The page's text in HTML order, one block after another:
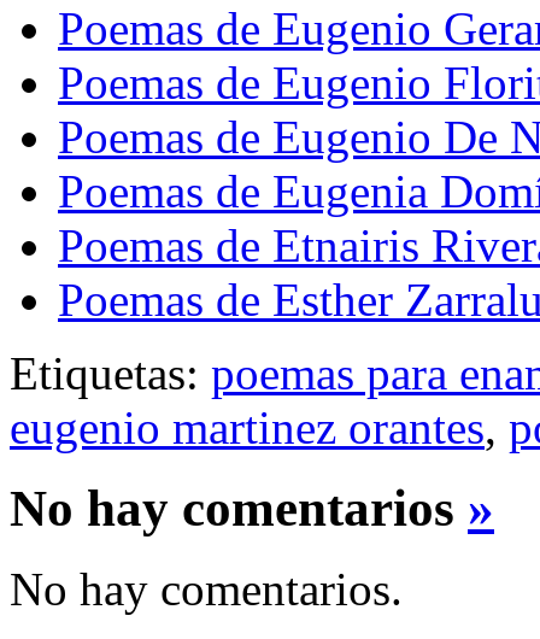
Poemas de Eugenio
Poemas de Eugenio
Poemas de Eugenio De
Poemas de Eugenia
Poemas de Etnairis
Poemas de Esther
Etiquetas: poemas para
eugenio martinez orantes,
No hay comentarios »
No hay comentarios.